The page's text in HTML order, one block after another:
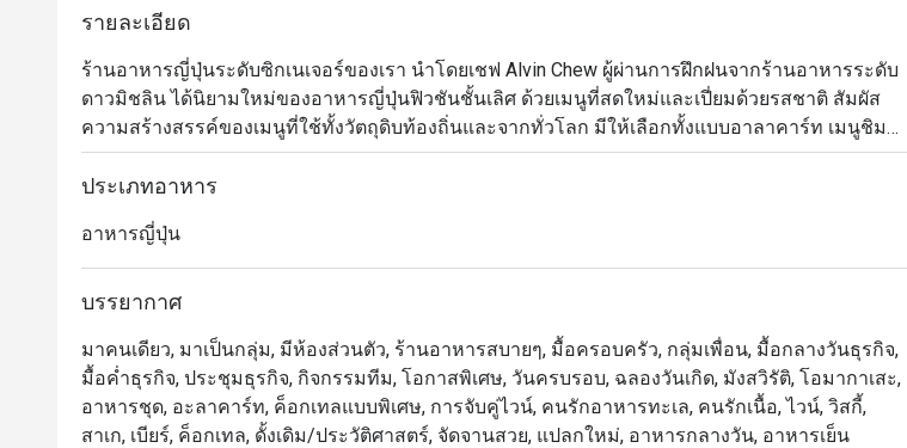
รายละเอียด
ร้านอาหารญี่ปุ่นระดับซิกเนเจอร์ของเรา นำโดยเชฟ Alvin Chew ผู้ผ่านการฝึกฝนจากร้านอาหารระดับ
ดาวมิชลิน ได้นิยามใหม่ของอาหารญี่ปุ่นฟิวชันชั้นเลิศ ด้วยเมนูที่สดใหม่และเปี่ยมด้วยรสชาติ สัมผัส
ความสร้างสรรค์ของเมนูที่ใช้ทั้งวัตถุดิบท้องถิ่นและจากทั่วโลก มีให้เลือกทั้งแบบอาลาคาร์ท เมนูชิม
แบบคัดสรร (Tasting Menu) และชุดอาหารกลางวันแบบเทโชกุ (Teishoku) เพลิดเพลินกับศิลปะการปรุง
อาหารจากเชฟที่เคาน์เตอร์ซูชิ ที่จะเปลี่ยนมื้ออาหารของคุณให้กลายเป็นประสบการณ์สุดพิเศษเหนือ
ประเภทอาหาร
อาหารญี่ปุ่น
บรรยากาศ
มาคนเดียว, มาเป็นกลุ่ม, มีห้องส่วนตัว, ร้านอาหารสบายๆ, มื้อครอบครัว, กลุ่มเพื่อน, มื้อกลางวันธุรกิจ,
มื้อค่ำธุรกิจ, ประชุมธุรกิจ, กิจกรรมทีม, โอกาสพิเศษ, วันครบรอบ, ฉลองวันเกิด, มังสวิรัติ, โอมากาเสะ,
อาหารชุด, อะลาคาร์ท, ค็อกเทลแบบพิเศษ, การจับคู่ไวน์, คนรักอาหารทะเล, คนรักเนื้อ, ไวน์, วิสกี้,
สาเก, เบียร์, ค็อกเทล, ดั้งเดิม/ประวัติศาสตร์, จัดจานสวย, แปลกใหม่, อาหารกลางวัน, อาหารเย็น